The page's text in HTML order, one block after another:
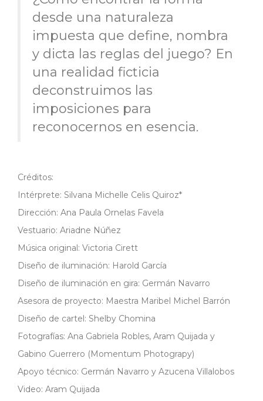
desde una naturaleza
impuesta que define, nombra
y dicta las reglas del juego? En
una realidad ficticia
deconstruimos las
imposiciones para
reconocernos en esencia.
Créditos:
Intérprete: Silvana Michelle Celis Quiroz*
Dirección: Ana Paula Ornelas Favela
Vestuario: Ariadne Núñez
Música original: Victoria Cirett
Diseño de iluminación: Harold García
Diseño de iluminación en gira: Germán Navarro
Asesora de proyecto: Maestra Maribel Michel Barrón
Diseño de cartel: Shelby Chomina
Fotografías: Ana Gabriela Robles, Aram Quijada y
Gabino Guerrero (Momentum Photograpy)
Apoyo técnico: Germán Navarro y Azucena Villalobos
Video: Aram Quijada